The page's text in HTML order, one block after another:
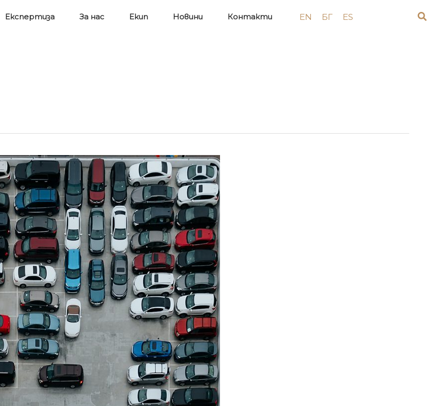
Експертиза За нас Екип Новини Контакти EN БГ ES